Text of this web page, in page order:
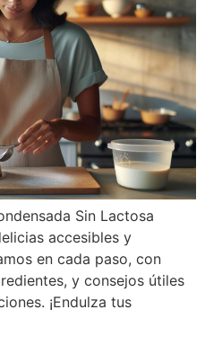
Sin Lactosa
accesibles y
en cada paso, con
y consejos útiles
¡Endulza tus